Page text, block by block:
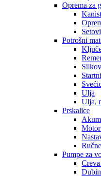
Oprema za
Potrošni
Ulja
Ulja,
Prskalice
Pumpe za